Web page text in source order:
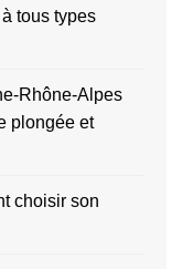
tous types
Rhône-Alpes
plongée et
choisir son